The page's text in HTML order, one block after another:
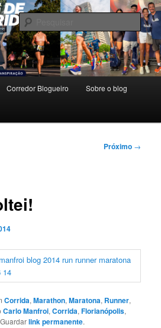
na transpiração.
Corredor Blogueiro Sobre o blog
Próximo →
Corrida,Marathon,Maratona, Runner,
Carlo Manfroi,Corrida,Florianópolis,
link permanente.